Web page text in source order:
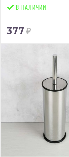
В НАЛИЧИИ
377